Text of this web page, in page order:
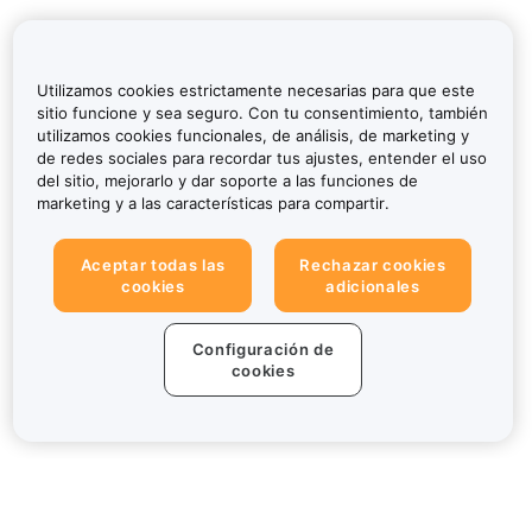
Utilizamos cookies estrictamente necesarias para que este
sitio funcione y sea seguro. Con tu consentimiento, también
utilizamos cookies funcionales, de análisis, de marketing y
de redes sociales para recordar tus ajustes, entender el uso
del sitio, mejorarlo y dar soporte a las funciones de
marketing y a las características para compartir.
Aceptar todas las
cookies
Rechazar cookies
adicionales
Configuración de
cookies